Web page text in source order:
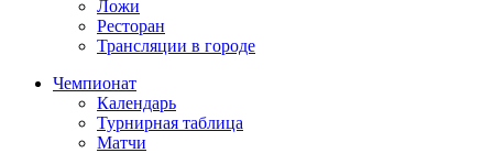
Ложи
Ресторан
Трансляции в городе
Чемпионат
Календарь
Турнирная таблица
Матчи